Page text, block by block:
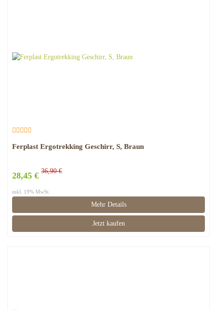
Ferplast Ergotrekking Geschirr, S, Braun
28,45 € 36,90 €
inkl. 19% MwSt.
Mehr Details
Jetzt kaufen